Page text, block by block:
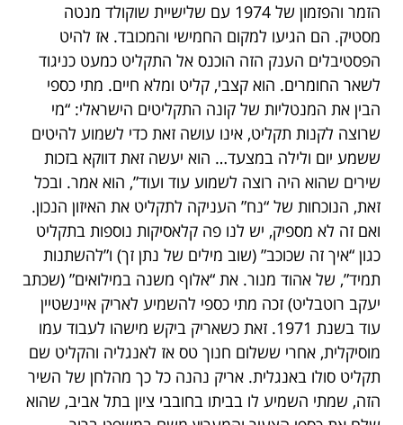
הזמר והפזמון של 1974 עם שלישיית שוקולד מנטה
מסטיק. הם הגיעו למקום החמישי והמכובד. אז להיט
הפסטיבלים הענק הזה הוכנס אל התקליט כמעט כניגוד
לשאר החומרים. הוא קצבי, קליט ומלא חיים. מתי כספי
הבין את המנטליות של קונה התקליטים הישראלי: “מי
שרוצה לקנות תקליט, אינו עושה זאת כדי לשמוע להיטים
ששמע יום ולילה במצעד… הוא יעשה זאת דווקא בזכות
שירים שהוא היה רוצה לשמוע עוד ועוד”, הוא אמר. ובכל
זאת, הנוכחות של “נח” העניקה לתקליט את האיזון הנכון.
ואם זה לא מספיק, יש לנו פה קלאסיקות נוספות בתקליט
כגון “איך זה שכוכב” (שוב מילים של נתן זך) ו”להשתנות
תמיד”, של אהוד מנור. את “אלוף משנה במילואים” (שכתב
יעקב רוטבליט) זכה מתי כספי להשמיע לאריק איינשטיין
עוד בשנת 1971. זאת כשאריק ביקש מישהו לעבוד עמו
מוסיקלית, אחרי ששלום חנוך טס אז לאנגליה והקליט שם
תקליט סולו באנגלית. אריק נהנה כל כך מהלחן של השיר
הזה, שמתי השמיע לו בביתו בחובבי ציון בתל אביב, שהוא